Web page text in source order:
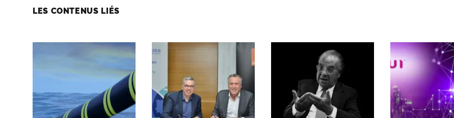
LES CONTENUS LIÉS